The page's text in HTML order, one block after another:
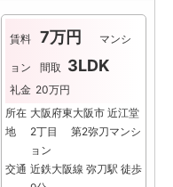
賃料 7万円 マンシ
ョン 間取 3LDK
礼金 20万円
所在
地
大阪府東大阪市 近江堂
2丁目 第2弥刀マンシ
ョン
交通 近鉄大阪線 弥刀駅 徒歩